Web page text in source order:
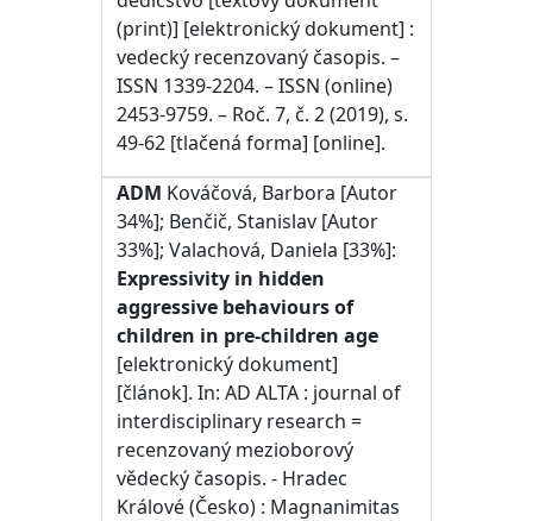
(print)] [elektronický dokument] :
vedecký recenzovaný časopis. –
ISSN 1339-2204. – ISSN (online)
2453-9759. – Roč. 7, č. 2 (2019), s.
49-62 [tlačená forma] [online].
ADM Kováčová, Barbora [Autor
34%]; Benčič, Stanislav [Autor
33%]; Valachová, Daniela [33%]:
Expressivity in hidden
aggressive behaviours of
children in pre-children age
[elektronický dokument]
[článok]. In: AD ALTA : journal of
interdisciplinary research =
recenzovaný mezioborový
vědecký časopis. - Hradec
Králové (Česko) : Magnanimitas